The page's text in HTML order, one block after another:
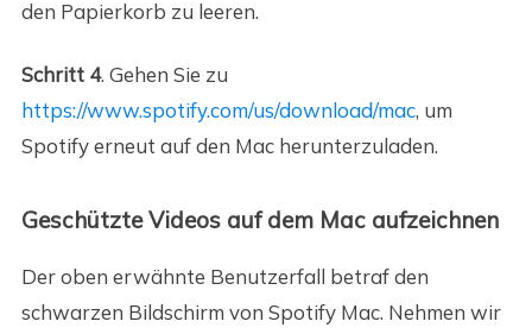
den Papierkorb zu leeren.
Schritt 4. Gehen Sie zu
https://www.spotify.com/us/download/mac, um
Spotify erneut auf den Mac herunterzuladen.
Geschützte Videos auf dem Mac aufzeichnen
Der oben erwähnte Benutzerfall betraf den
schwarzen Bildschirm von Spotify Mac. Nehmen wir